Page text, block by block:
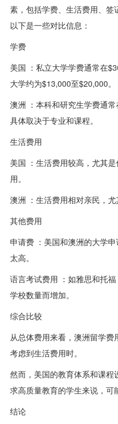
素，包括学费、生活费用、签
以下是一些对比信息：
学费
美国 ：私立大学学费通常在
大学约为$13,000至$20,000。
澳洲 ：本科和研究生学费通
具体取决于专业和课程。
生活费用
美国 ：生活费用较高，尤其
用。
澳洲 ：生活费用相对亲民，尤
其他费用
申请费 ：美国和澳洲的大学
太高。
语言考试费用 ：如雅思和托
学校数量而增加。
综合比较
从总体费用来看，澳洲留学费
考虑到生活费用时。
然而，美国的教育体系和课程
求高质量教育的学生来说，可
结论